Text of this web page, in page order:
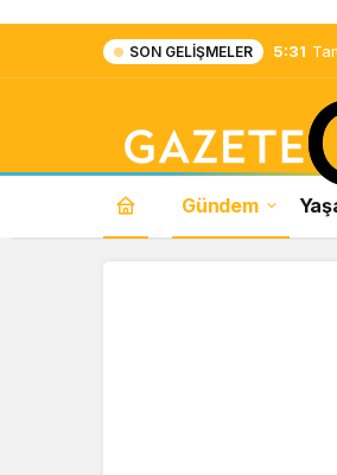
SON GELIŞMELER 5:31
Gündem